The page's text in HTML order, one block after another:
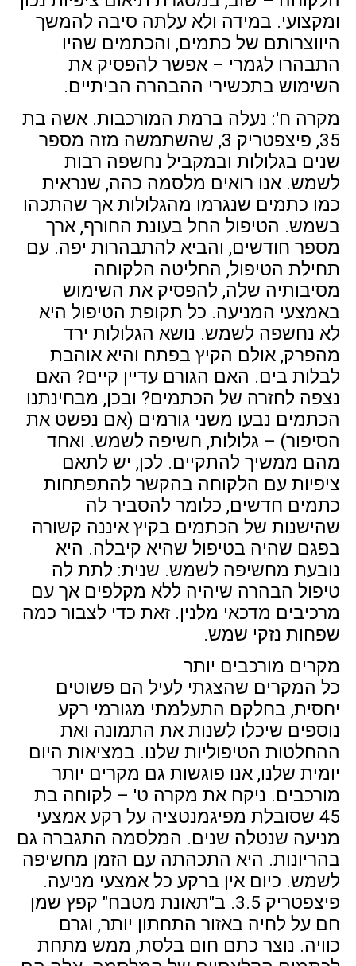
ומקצועי. במידה ולא עלתה סיבה להמשך
היווצרותם של כתמים, והכתמים שהיו
התבהרו לגמרי – אפשר להפסיק את
השימוש בתכשירי ההבהרה הביתיים.
מקרה ח': נעלה ברמת המורכבות. אשה בת
35, פיצפטריק 3, שהשתמשה מזה מספר
שנים בגלולות ובמקביל נחשפה רבות
לשמש. אנו רואים מלסמה כהה, שנראית
כמו כתמים שנגרמו מהגלולות אך שהתכהו
בשמש. הטיפול החל בעונת החורף, ארך
מספר חודשים, והביא להתבהרות יפה. עם
תחילת הטיפול, החליטה הלקוחה
מסיבותיה שלה, להפסיק את השימוש
באמצעי המניעה. כל תקופת הטיפול היא
לא נחשפה לשמש. נושא הגלולות ירד
מהפרק, אולם הקיץ בפתח והיא אוהבת
לבלות בים. האם הגורם עדיין קיים? האם
נצפה לחזרה של הכתמים? ובכן, מבחינתנו
הכתמים נבעו משני גורמים (אם נפשט את
הסיפור) – גלולות, חשיפה לשמש. ואחד
מהם ממשיך להתקיים. לכן, יש לתאם
ציפיות עם הלקוחה בהקשר להתפתחות
כתמים חדשים, כלומר להסביר לה
שהישנות של הכתמים בקיץ איננה קשורה
בפגם שהיה בטיפול שהיא קיבלה. היא
נובעת מחשיפה לשמש. שנית: לתת לה
טיפול הבהרה שיהיה ללא מקלפים אך עם
מרכיבים מדכאי מלנין. זאת כדי לצבור כמה
שפחות נזקי שמש.
מקרים מורכבים יותר
כל המקרים שהצגתי לעיל הם פשוטים
יחסית, בחלקם התעלמתי מגורמי רקע
נוספים שיכלו לשנות את התמונה ואת
ההחלטות הטיפוליות שלנו. במציאות היום
יומית שלנו, אנו פוגשות גם מקרים יותר
מורכבים. ניקח את מקרה ט' – לקוחה בת
45 שסובלת מפיגמנטציה על רקע אמצעי
מניעה שנטלה שנים. המלסמה התגברה גם
בהריונות. היא התכהתה עם הזמן מחשיפה
לשמש. כיום אין ברקע כל אמצעי מניעה.
פיצפטריק 3.5. ב"תאונת מטבח" קפץ שמן
חם על לחיה באזור התחתון יותר, וגרם
כוויה. נוצר כתם חום בלסת, ממש מתחת